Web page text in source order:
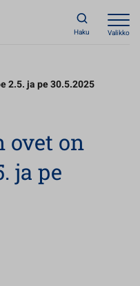
Haku Valikko
2.5. ja pe 30.5.2025
ovet on
ja pe